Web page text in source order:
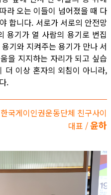
라 오는 이들이 넘어졌을 때 다
합니다. 서로가 서로의 안전망
용기가 열 사람의 용기로 번집
기와 지켜주는 용기가 만나 서
을 지지하는 자리가 되고 싶습
더 이상 혼자의 외침이 아니라,
.
한국게이인권운동단체 친구사이
대표 /윤하